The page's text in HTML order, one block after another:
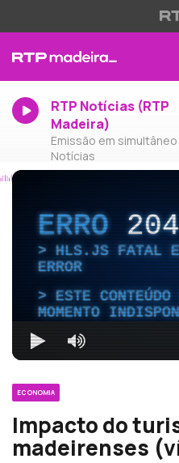
RTP Notícias (RTP
Madeira)
Emissão em
Notícias
ERRO204
HLS.JS FATAL
ERROR
ESTE
MOMENTO
ECONOMIA
Impacto do
madeirenses